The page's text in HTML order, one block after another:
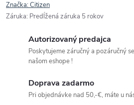
Značka:Citizen
Záruka: Predĺžená záruka 5 rokov
Autorizovaný predajca
Poskytujeme záručný a pozáručný
našom eshope !
Doprava zadarmo
Pri objednávke nad 50,-€, máte u